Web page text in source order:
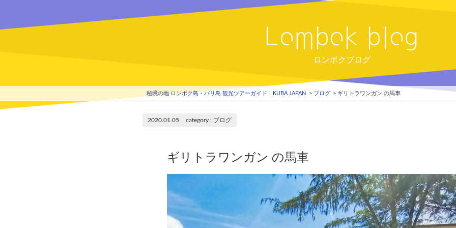
Lombok blog
ロンボクブログ
秘境の地 ロンボク島・バリ島 観光ツアーガイド｜KUBA JAPAN ブログ ギリトラワンガン の馬車
2020.01.05 ブログ
ギリトラワンガン の馬車